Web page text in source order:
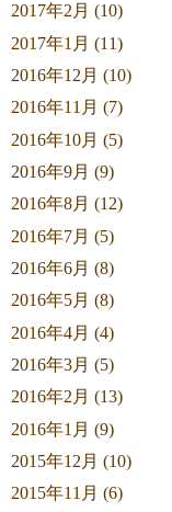
2017年2月 (10)
2017年1月 (11)
2016年12月 (10)
2016年11月 (7)
2016年10月 (5)
2016年9月 (9)
2016年8月 (12)
2016年7月 (5)
2016年6月 (8)
2016年5月 (8)
2016年4月 (4)
2016年3月 (5)
2016年2月 (13)
2016年1月 (9)
2015年12月 (10)
2015年11月 (6)